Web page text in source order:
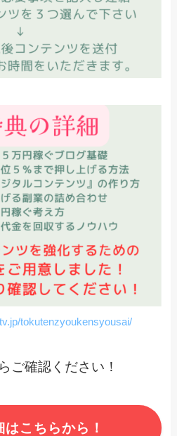
tokutenzyoukensyousai/
ご確認ください！
こちらから！